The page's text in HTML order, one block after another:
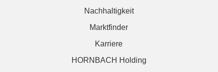
Nachhaltigkeit
Marktfinder
Karriere
HORNBACH Holding